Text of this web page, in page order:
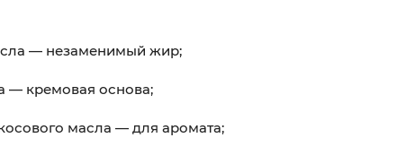
— незаменимый жир;
— кремовая основа;
масла — для аромата;